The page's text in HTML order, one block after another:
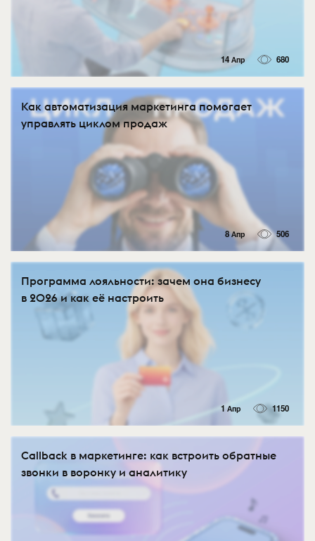
14 Апр 680
Как автоматизация маркетинга помогает
управлять циклом продаж
8 Апр 506
Программа лояльности: зачем она бизнесу
в 2026 и как её настроить
1 Апр 1150
Callback в маркетинге: как встроить обратные
звонки в воронку и аналитику